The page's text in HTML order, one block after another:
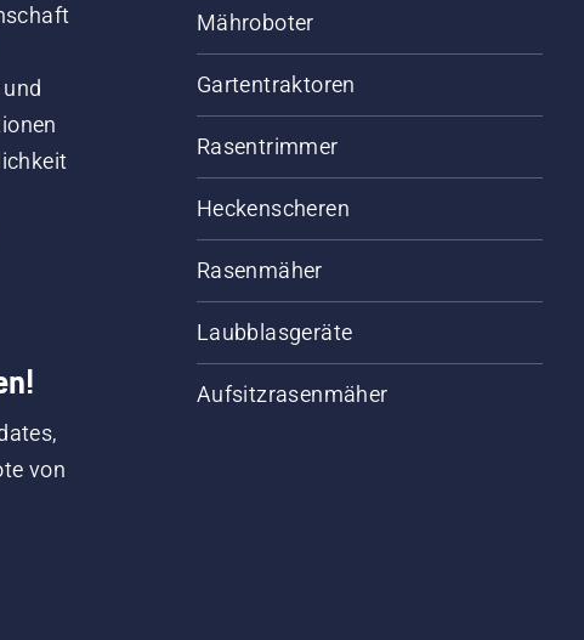
funktioniert.
von
Mähroboter
Gartentraktoren
Rasentrimmer
Heckenscheren
Rasenmäher
Laubblasgeräte
Aufsitzrasenmäher